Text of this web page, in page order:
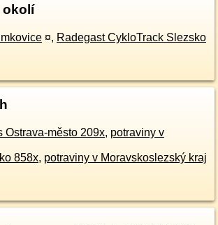
okolí
¤, Radegast CykloTrack Slezsko
Ostrava-město 209x, potraviny v
858x, potraviny v Moravskoslezský kraj